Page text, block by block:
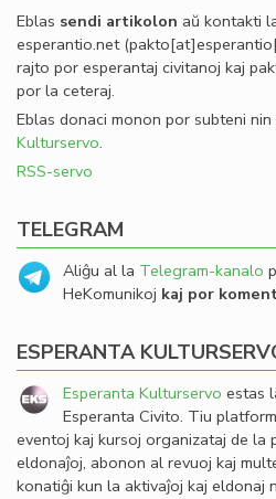
Eblas sendi artikolon aŭ kontakti
esperantio.net
rajto por esperantaj civitanoj kaj
por la ceteraj.
Eblas donaci monon por subteni nin
Kulturservo.
RSS-servo
TELEGRAM
Aliĝu al la Telegram-kanalo
HeKomunikoj kaj por
ESPERANTA
Esperanta Kulturservo estas
Esperanta Civito. Tiu
eventoj kaj kursoj organizataj de la
eldonaĵoj, abonon al revuoj kaj
konatiĝi kun la aktivaĵoj kaj eldonaj